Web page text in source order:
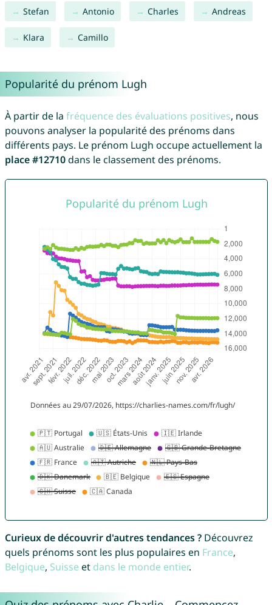
Stefan Antonio Charles Andreas
Klara Camillo
Popularité du prénom Lugh
À partir de la fréquence des évaluations positives, nous
pouvons analyser la popularité des prénoms dans
différents pays. Le prénom Lugh occupe actuellement la
place #12710dans le classement des prénoms.
Curieux de découvrir d'autres tendances ?Découvrez
quels prénoms sont les plus populaires en France,
Belgique, Suisse et dans le monde entier.